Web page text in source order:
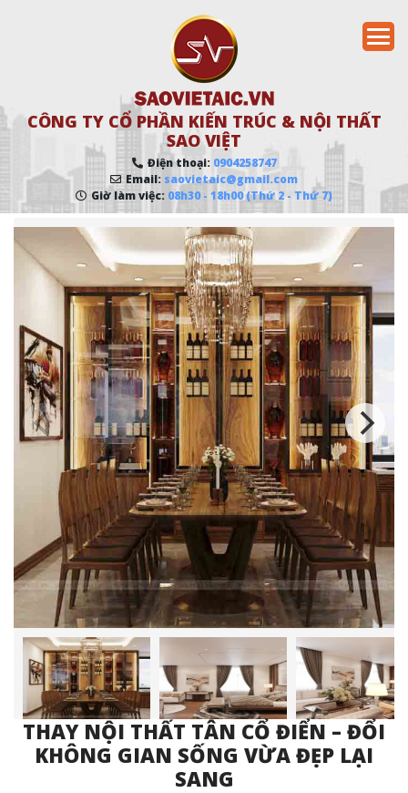
CÔNG TY CỔ PHẦN KIẾN TRÚC & NỘI THẤT
SAO VIỆT
Điện thoại: 0904258747
Email: saovietaic@gmail.com
Giờ làm việc: 08h30 - 18h00 (Thứ 2 - Thứ 7)
THAY NỘI THẤT TÂN CỔ ĐIỂN – ĐỔI
KHÔNG GIAN SỐNG VỪA ĐẸP LẠI
SANG